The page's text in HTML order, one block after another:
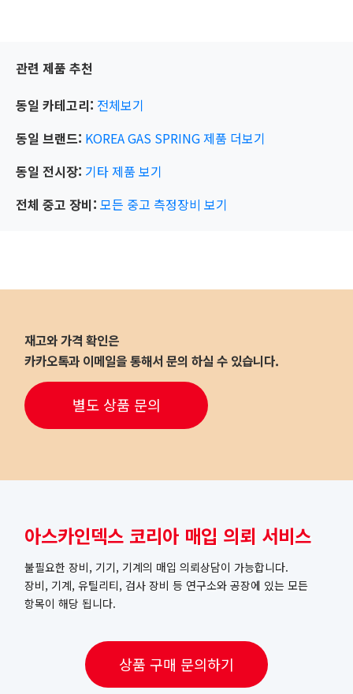
관련 제품 추천
동일 카테고리: 전체보기
동일 브랜드: KOREA GAS SPRING제품 더보기
동일 전시장: 기타제품 보기
전체 중고 장비: 모든 중고 측정장비 보기
재고와 가격 확인은
카카오톡과 이메일을 통해서 문의 하실 수 있습니다.
별도 상품 문의
아스카인덱스 코리아 매입 의뢰 서비스
불필요한 장비, 기기, 기계의 매입 의뢰상담이 가능합니다.
장비, 기계, 유틸리티, 검사 장비 등 연구소와 공장에 있는 모든
항목이 해당 됩니다.
상품 구매 문의하기